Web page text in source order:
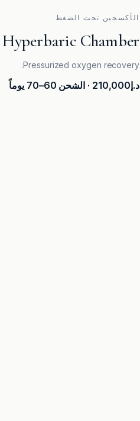
الأكسجين تحت الضغط
Hyperbaric Chamber
Pressurized oxygen recovery.
د.إ210,000 · الشحن 60–70 يوماً